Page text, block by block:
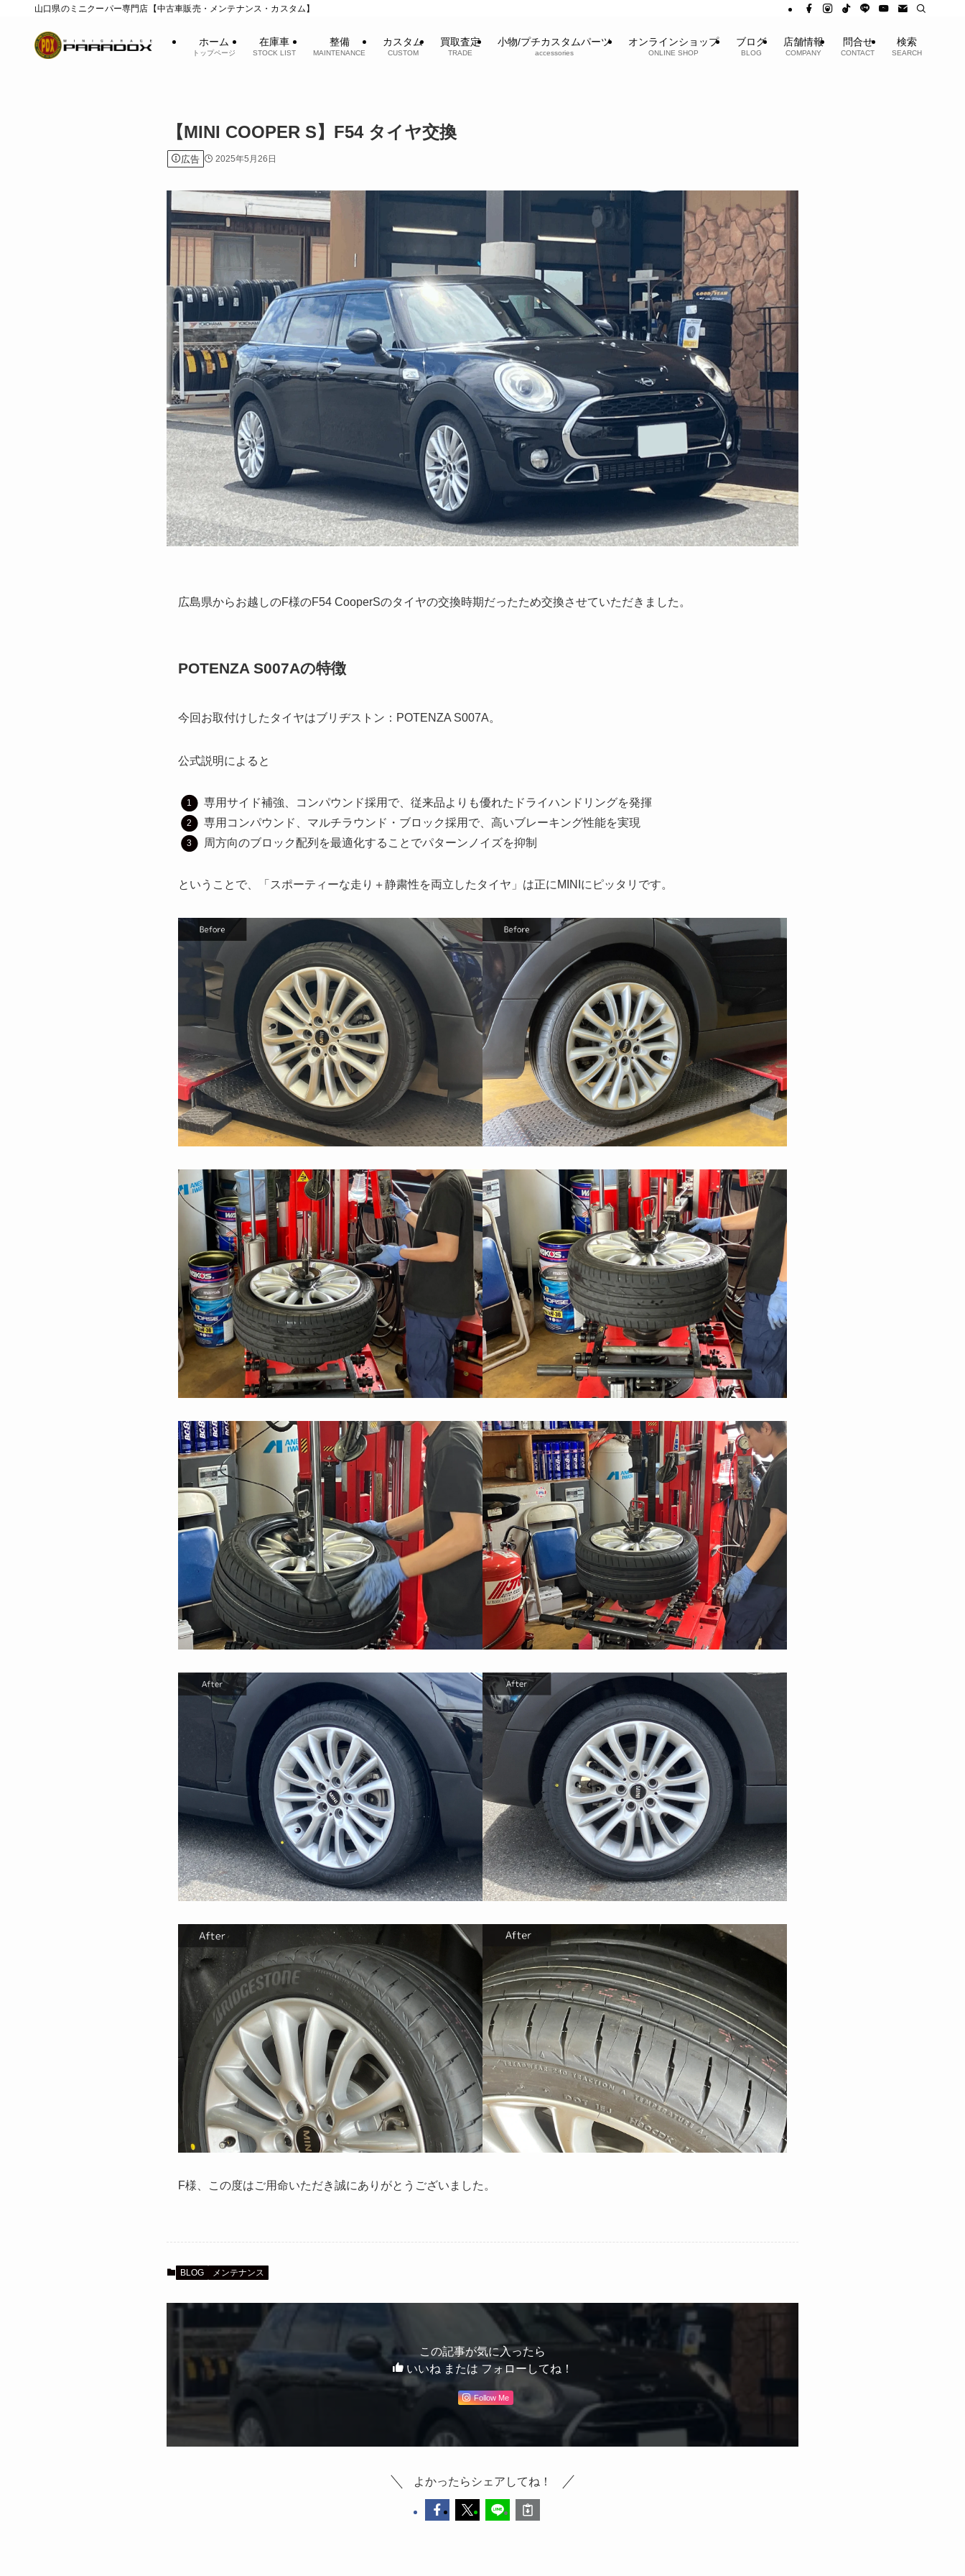
山口県のミニクーパー専門店【中古車販売・メンテナンス・カスタム】
ホーム
トップページ
在庫車
STOCK LIST
整備
MAINTENANCE
カスタム
CUSTOM
買取査定
TRADE
小物/プチカスタムパーツ
accessories
オンラインショップ
ONLINE SHOP
ブログ
BLOG
店舗情報
COMPANY
問合せ
CONTACT
検索
SEARCH
【MINI COOPER S】F54 タイヤ交換
広告 2025年5月26日
広島県からお越しのF様のF54 CooperSのタイヤの交換時期だったため交換させていただきました。
POTENZA S007Aの特徴
今回お取付けしたタイヤはブリヂストン：POTENZA S007A。
公式説明によると
専用サイド補強、コンパウンド採用で、従来品よりも優れたドライハンドリングを発揮
専用コンパウンド、マルチラウンド・ブロック採用で、高いブレーキング性能を実現
周方向のブロック配列を最適化することでパターンノイズを抑制
ということで、「スポーティーな走り＋静粛性を両立したタイヤ」は正にMINIにピッタリです。
F様、この度はご用命いただき誠にありがとうございました。
BLOG メンテナンス
この記事が気に入ったら
いいね または フォローしてね！
Follow Me
よかったらシェアしてね！